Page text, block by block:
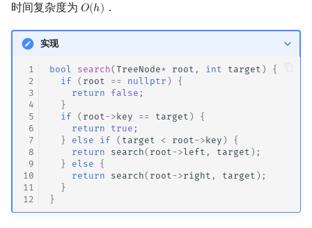
时间复杂度为 𝑂(ℎ)
O(h) ．
实现
1
2
3
4
5
6
7
8
9
10
11
12
bool search(TreeNode* root , int target )
{
if
( root == nullptr )
{
return
false ;
}
if
( root ->key == target )
{
return
true ;
}
else if ( target < root ->key )
{
return
search( root ->left , target );
}
else
{
return
search( root ->right , target );
}
}